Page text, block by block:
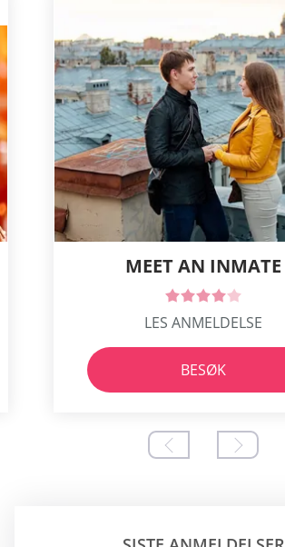
MEET AN INMATE
LES ANMELDELSE
BESØK